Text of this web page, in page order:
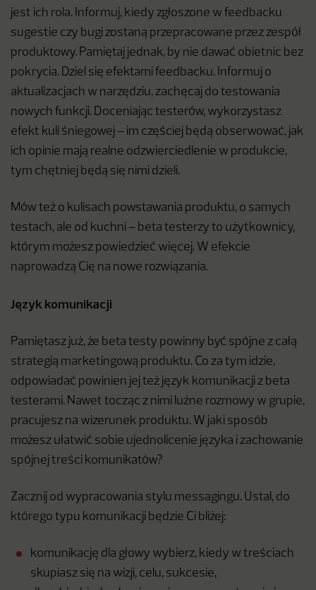
jest ich rola. Informuj, kiedy zgłoszone w feedbacku
sugestie czy bugi zostaną przepracowane przez zespół
produktowy. Pamiętaj jednak, by nie dawać obietnic bez
pokrycia. Dziel się efektami feedbacku. Informuj o
aktualizacjach w narzędziu, zachęcaj do testowania
nowych funkcji. Doceniając testerów, wykorzystasz
efekt kuli śniegowej – im częściej będą obserwować, jak
ich opinie mają realne odzwierciedlenie w produkcie,
tym chętniej będą się nimi dzieli.
Mów też o kulisach powstawania produktu, o samych
testach, ale od kuchni – beta testerzy to użytkownicy,
którym możesz powiedzieć więcej. W efekcie
naprowadzą Cię na nowe rozwiązania.
Język komunikacji
Pamiętasz już, że beta testy powinny być spójne z całą
strategią marketingową produktu. Co za tym idzie,
odpowiadać powinien jej też język komunikacji z beta
testerami. Nawet tocząc z nimi luźne rozmowy w grupie,
pracujesz na wizerunek produktu. W jaki sposób
możesz ułatwić sobie ujednolicenie języka i zachowanie
spójnej treści komunikatów?
Zacznij od wypracowania stylu messagingu. Ustal, do
którego typu komunikacji będzie Ci bliżej:
komunikację dla głowy wybierz, kiedy w treściach
skupiasz się na wizji, celu, sukcesie,